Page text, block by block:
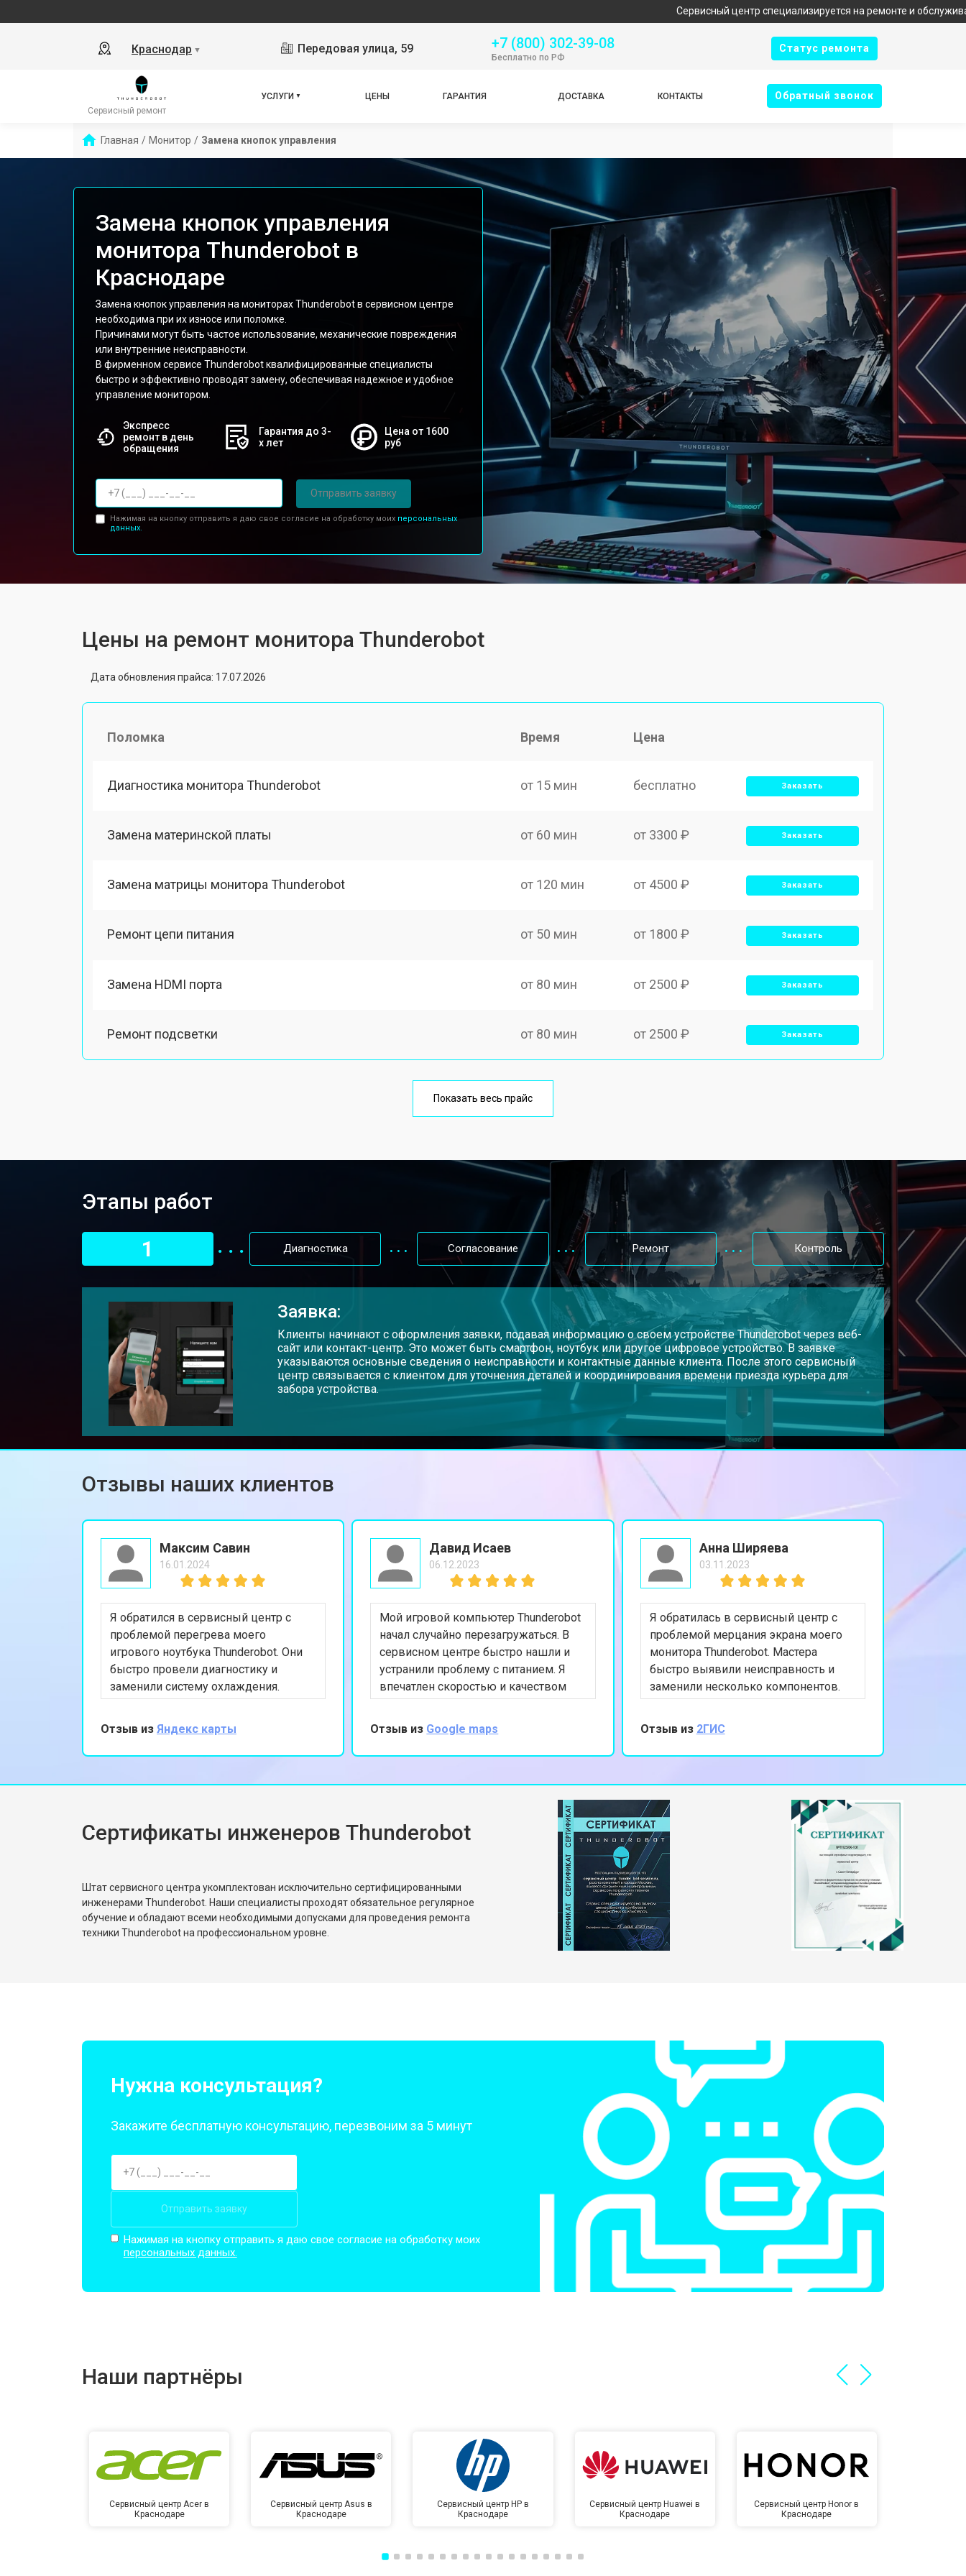
Сервисный центр специализируется на ремонте и обслуживании
Краснодар ▼ Передовая улица, 59 +7 (800) 302-39-08
Бесплатно по РФ
Cтатус ремонта
Сервисный ремонт
УСЛУГИ ЦЕНЫ ГАРАНТИЯ ДОСТАВКА КОНТАКТЫ Oбратный звонок
Главная / Монитор / Замена кнопок управления
Замена кнопок управления
монитора Thunderobot в
Краснодаре
Замена кнопок управления на мониторах Thunderobot в сервисном центре
необходима при их износе или поломке.
Причинами могут быть частое использование, механические повреждения
или внутренние неисправности.
В фирменном сервисе Thunderobot квалифицированные специалисты
быстро и эффективно проводят замену, обеспечивая надежное и удобное
управление монитором.
Экспресс
ремонт в день
обращения
Гарантия до 3-
х лет
Цена от 1600
руб
Отправить заявку
Нажимая на кнопку отправить я даю свое согласие на обработку моих персональных
данных.
Цены на ремонт монитора Thunderobot
Дата обновления прайса: 17.07.2026
Поломка Время Цена
Диагностика монитора Thunderobot от 15 мин бесплатно Заказать
Замена материнской платы от 60 мин от 3300 ₽ Заказать
Замена матрицы монитора Thunderobot от 120 мин от 4500 ₽ Заказать
Ремонт цепи питания от 50 мин от 1800 ₽ Заказать
Замена HDMI порта от 80 мин от 2500 ₽ Заказать
Ремонт подсветки от 80 мин от 2500 ₽ Заказать
Показать весь прайс
Этапы работ
1
Диагностика Согласование Ремонт Контроль
Заявка:
Клиенты начинают с оформления заявки, подавая информацию о своем устройстве Thunderobot через веб-
сайт или контакт-центр. Это может быть смартфон, ноутбук или другое цифровое устройство. В заявке
указываются основные сведения о неисправности и контактные данные клиента. После этого сервисный
центр связывается с клиентом для уточнения деталей и координирования времени приезда курьера для
забора устройства.
Отзывы наших клиентов
Максим Савин
16.01.2024
Я обратился в сервисный центр с
проблемой перегрева моего
игрового ноутбука Thunderobot. Они
быстро провели диагностику и
заменили систему охлаждения.
Ремонт был выполнен в тот же день,
что очень удобно. Теперь ноутбук
работает отлично, и я могу снова
наслаждаться играми. Спасибо за
быструю работу!
Отзыв из Яндекс карты
Давид Исаев
06.12.2023
Мой игровой компьютер Thunderobot
начал случайно перезагружаться. В
сервисном центре быстро нашли и
устранили проблему с питанием. Я
впечатлен скоростью и качеством
обслуживания. Мой компьютер
теперь работает безупречно.
Отличный сервис, который я
рекомендую всем владельцам
Отзыв из Google maps
Анна Ширяева
03.11.2023
Я обратилась в сервисный центр с
проблемой мерцания экрана моего
монитора Thunderobot. Мастера
быстро выявили неисправность и
заменили несколько компонентов.
Ремонт был выполнен в течение дня,
и теперь монитор работает идеально.
Я очень довольна качеством
обслуживания и вниманием к
Отзыв из 2ГИС
Сертификаты инженеров Thunderobot
Штат сервисного центра укомплектован исключительно сертифицированными
инженерами Thunderobot. Наши специалисты проходят обязательное регулярное
обучение и обладают всеми необходимыми допусками для проведения ремонта
техники Thunderobot на профессиональном уровне.
Нужна консультация?
Закажите бесплатную консультацию, перезвоним за 5 минут
Отправить заявку
Нажимая на кнопку отправить я даю свое согласие на обработку моих
персональных данных.
Наши партнёры
Сервисный центр Acer в
Краснодаре
Сервисный центр Asus в
Краснодаре
Сервисный центр HP в
Краснодаре
Сервисный центр Huawei в
Краснодаре
Сервисный центр Honor в
Краснодаре